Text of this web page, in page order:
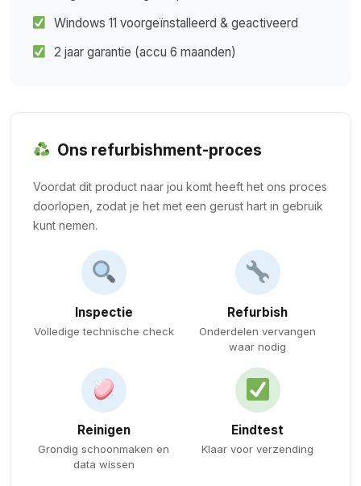
Windows 11 voorgeïnstalleerd & geactiveerd
2 jaar garantie (accu 6 maanden)
Ons refurbishment-proces
Voordat dit product naar jou komt heeft het ons proces
doorlopen, zodat je het met een gerust hart in gebruik
kunt nemen.
Inspectie
Volledige technische check
Refurbish
Onderdelen vervangen
waar nodig
Reinigen
Grondig schoonmaken en
data wissen
Eindtest
Klaar voor verzending